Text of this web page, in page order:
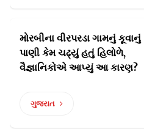
મોરબીના વીરપરડા ગામનું કૂવાનું
પાણી કેમ ચઢ્યુંહતું હિલોળે,
વૈજ્ઞાનિકોએ આપ્યું આ કારણ?
ગુજરાત